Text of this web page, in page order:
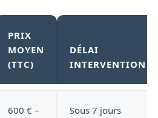
PRIX
MOYEN
(TTC)
DÉLAI
INTERVENTION
600 € –
Sous 7 jours